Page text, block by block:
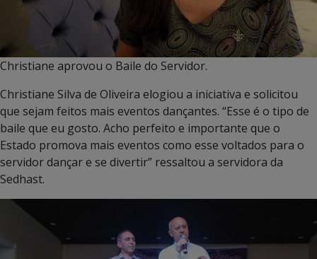
Christiane aprovou o Baile do Servidor.
Christiane Silva de Oliveira elogiou a iniciativa e solicitou
que sejam feitos mais eventos dançantes. “Esse é o tipo de
baile que eu gosto. Acho perfeito e importante que o
Estado promova mais eventos como esse voltados para o
servidor dançar e se divertir” ressaltou a servidora da
Sedhast.